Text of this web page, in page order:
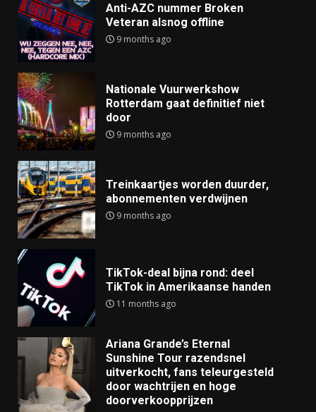
Anti-AZC nummer Broken
Veteran alsnog offline
9 months ago
Nationale Vuurwerkshow
Rotterdam gaat definitief niet
door
9 months ago
Treinkaartjes worden duurder,
abonnementen verdwijnen
9 months ago
TikTok-deal bijna rond: deel
TikTok in Amerikaanse handen
11 months ago
Ariana Grande’s Eternal
Sunshine Tour razendsnel
uitverkocht, fans teleurgesteld
door wachtrijen en hoge
doorverkoopprijzen